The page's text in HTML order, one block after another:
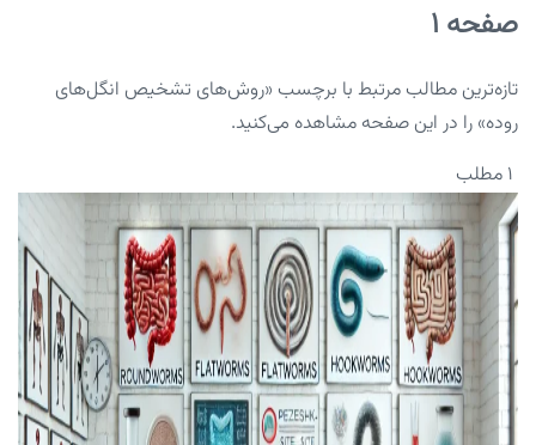
صفحه 1
تازه‌ترین مطالب مرتبط با برچسب «روش‌های تشخیص انگل‌های
روده» را در این صفحه مشاهده می‌کنید.
۱ مطلب